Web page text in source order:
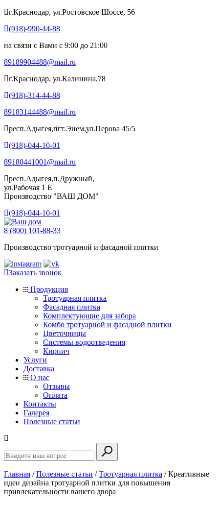
г.Краснодар, ул.Ростовское Шоссе, 56
(918)-990-44-88
на связи с Вами с 9:00 до 21:00
89189904488@mail.ru
г.Краснодар, ул.Калинина,78
(918)-314-44-88
89183144488@mail.ru
респ.Адыгея,пгт.Энем,ул.Перова 45/5
(918)-044-10-01
89180441001@mail.ru
респ.Адыгея,п.Дружный,
ул.Рабочая 1 Е
Производство "ВАШ ДОМ"
(918)-044-10-01
8 (800) 101-88-33
Производство тротуарной и фасадной плитки
Заказать звонок
Продукция
Тротуарная плитка
Фасадная плитка
Комплектующие для забора
Комбо тротуарной и фасадной плитки
Цветочницы
Системы водоотведения
Кирпич
Услуги
Доставка
О нас
Отзывы
Оплата
Контакты
Галерея
Полезные статьи
Главная / Полезные статьи / Тротуарная плитка / Креативные
идеи дизайна тротуарной плитки для повышения
привлекательности вашего двора